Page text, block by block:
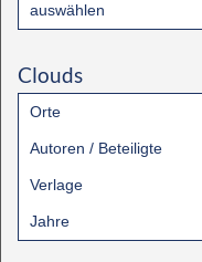
auswählen
Clouds
Orte
Autoren / Beteiligte
Verlage
Jahre